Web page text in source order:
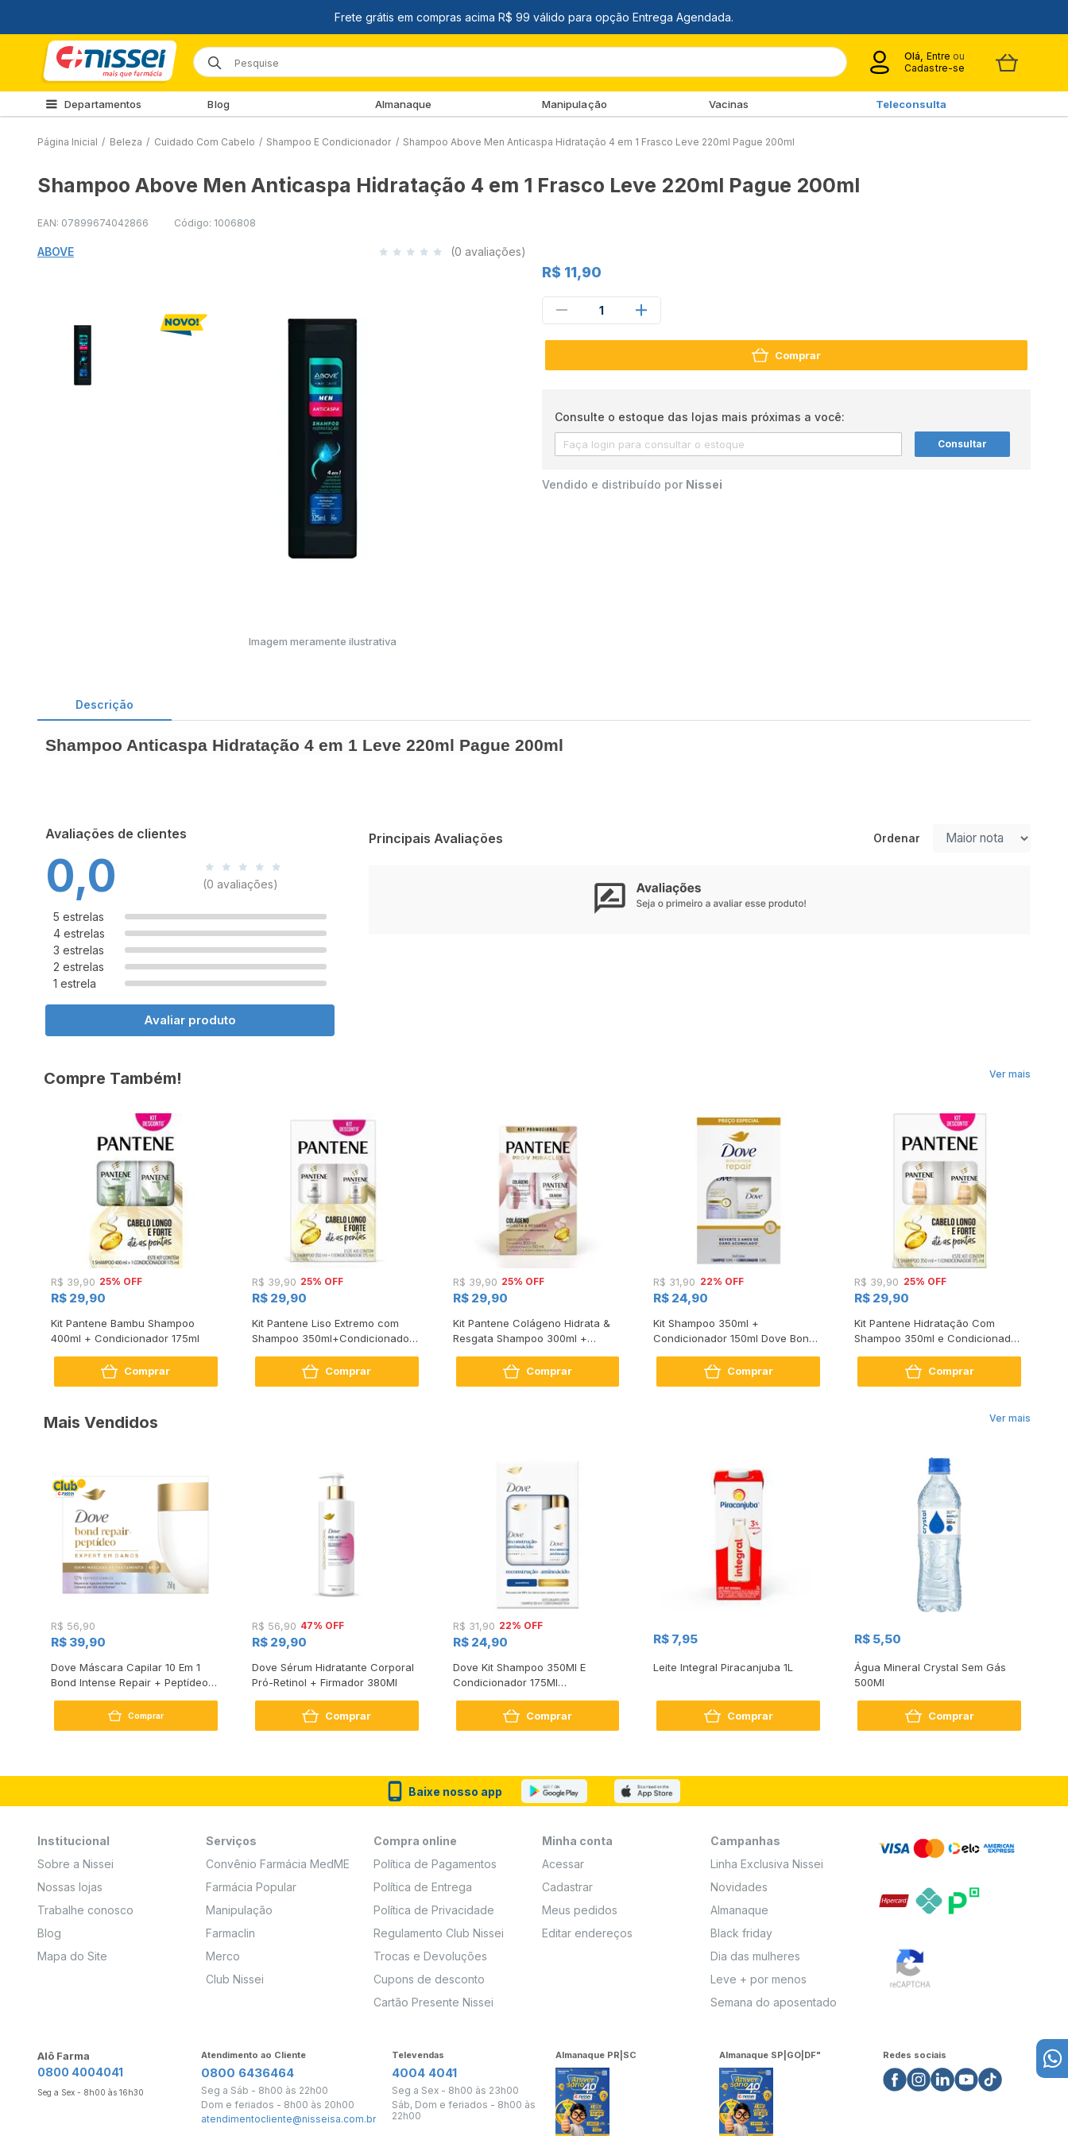
Olá, Entre ou
Cadastre-se
Departamentos Blog Almanaque Manipulação Vacinas Teleconsulta
Página Inicial / Beleza / Cuidado Com Cabelo / Shampoo E Condicionador / Shampoo Above Men Anticaspa Hidratação 4 em 1 Frasco Leve 220ml Pague 200ml
Shampoo Above Men Anticaspa Hidratação 4 em 1 Frasco Leve 220ml Pague 200ml
EAN: 07899674042866 Código: 1006808
ABOVE (0 avaliações)
Imagem meramente ilustrativa
R$ 11,90
1
Comprar
Consulte o estoque das lojas mais próximas a você:
Consultar
Vendido e distribuído por Nissei
Descrição
Shampoo Anticaspa Hidratação 4 em 1 Leve 220ml Pague 200ml
Avaliações de clientes
0,0 (0 avaliações)
5 estrelas
4 estrelas
3 estrelas
2 estrelas
1 estrela
Avaliar produto
Principais Avaliações Ordenar
Ver mais
Compre Também!
R$ 39,90 25% OFF
R$ 29,90
Kit Pantene Bambu Shampoo
400ml + Condicionador 175ml
Comprar
R$ 39,90 25% OFF
R$ 29,90
Kit Pantene Liso Extremo com
Shampoo 350ml+Condicionador
Comprar
R$ 39,90 25% OFF
R$ 29,90
Kit Pantene Colágeno Hidrata &
Resgata Shampoo 300ml +
Comprar
R$ 31,90 22% OFF
R$ 24,90
Kit Shampoo 350ml +
Condicionador 150ml Dove Bond
Comprar
R$ 39,90 25% OFF
R$ 29,90
Kit Pantene Hidratação Com
Shampoo 350ml e Condicionador
Comprar
Ver mais
Mais Vendidos
R$ 56,90
R$ 39,90
Dove Máscara Capilar 10 Em 1
Bond Intense Repair + Peptídeo
250G
Comprar
R$ 56,90 47% OFF
R$ 29,90
Dove Sérum Hidratante Corporal
Pró-Retinol + Firmador 380Ml
Comprar
R$ 31,90 22% OFF
R$ 24,90
Dove Kit Shampoo 350Ml E
Condicionador 175Ml
Reconstrução + Aminoácido
Comprar
R$ 7,95
Leite Integral Piracanjuba 1L
Comprar
R$ 5,50
Água Mineral Crystal Sem Gás
500Ml
Comprar
Baixe nosso app
Institucional
Sobre a Nissei
Nossas lojas
Trabalhe conosco
Blog
Mapa do Site
Serviços
Convênio Farmácia MedME
Farmácia Popular
Manipulação
Farmaclin
Merco
Club Nissei
Compra online
Política de Pagamentos
Política de Entrega
Política de Privacidade
Regulamento Club Nissei
Trocas e Devoluções
Cupons de desconto
Cartão Presente Nissei
Minha conta
Acessar
Cadastrar
Meus pedidos
Editar endereços
Campanhas
Linha Exclusiva Nissei
Novidades
Almanaque
Black friday
Dia das mulheres
Leve + por menos
Semana do aposentado
Alô Farma
0800 4004041
Seg a Sex - 8h00 às 16h30
Atendimento ao Cliente
0800 6436464
Seg a Sáb - 8h00 às 22h00
Dom e feriados - 8h00 às 20h00
atendimentocliente@nisseisa.com.br
Televendas
4004 4041
Seg a Sex - 8h00 às 23h00
Sáb, Dom e feriados - 8h00 às
22h00
Almanaque PR|SC Almanaque SP|GO|DF" Redes sociais